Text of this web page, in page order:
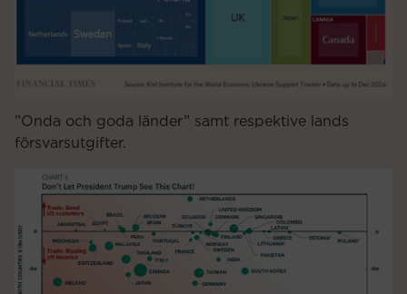
”Onda och goda länder” samt respektive lands
försvarsutgifter.